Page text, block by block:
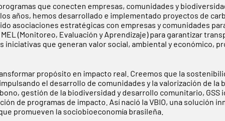
que conecten empresas, comunidades y
años, hemos desarrollado e implementado proyectos de
asociaciones estratégicas con empresas y comunidades
(Monitoreo, Evaluación y Aprendizaje) para garantizar
iniciativas que generan valor social, ambiental y económico,
propósito en impacto real. Creemos que la
el desarrollo de comunidades y la valorización de la
gestión de la biodiversidad y desarrollo comunitario,
de programas de impacto. Así nació la VBIO, una solución
promueven la sociobioeconomía brasileña.